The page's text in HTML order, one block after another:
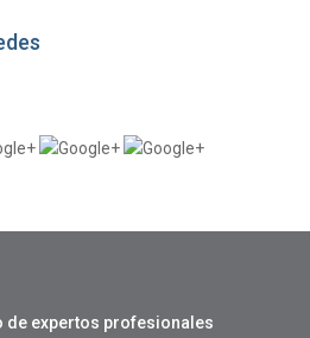
de expertos profesionales